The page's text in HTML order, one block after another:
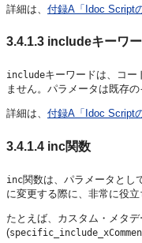
詳細は、 付録A「Idoc Script
3.4.1.3 includeキーワ
includeキーワードは、コー
ません。パラメータは既存
詳細は、 付録A「Idoc Script
3.4.1.4 inc関数
inc関数は、パラメータとし
に変更する際に、非常に役立
たとえば、カスタム・メタ
(